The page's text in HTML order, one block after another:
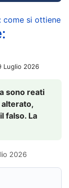
come si ottiene
Luglio 2026
sono reati
falso. La
2026